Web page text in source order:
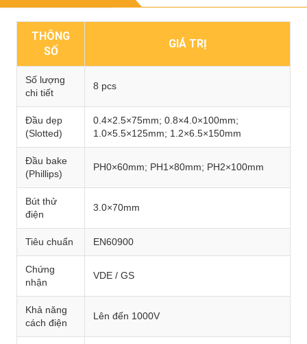
THÔNG
SỐ
GIÁ TRỊ
Số lượng
chi tiết
8 pcs
Đầu dẹp
(Slotted)
0.4×2.5×75mm; 0.8×4.0×100mm;
1.0×5.5×125mm; 1.2×6.5×150mm
Đầu bake
(Phillips)
PH0×60mm; PH1×80mm; PH2×100mm
Bút thử
điện
3.0×70mm
Tiêu chuẩn EN60900
Chứng
nhận
VDE / GS
Khả năng
cách điện
Lên đến 1000V